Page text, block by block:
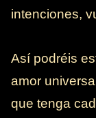
intenciones,
Así podréis
amor
que tenga